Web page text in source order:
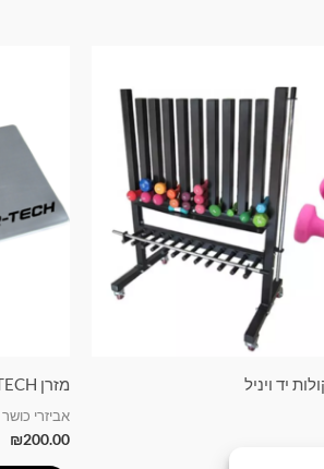
יד ויניל מזרן R-TECH עם לולאות עשוי PVC איכותי
אביזרי כושר
₪200.00